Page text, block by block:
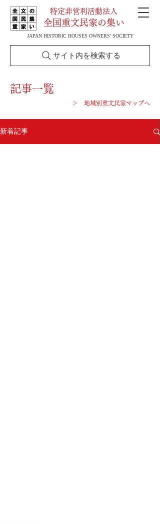
特定非営利活動法人
全国重文民家の集い
JAPAN HISTORIC HOUSES OWNERS' SOCIETY
サイト内を検索する
記事一覧
＞ 地域別重文民家マップへ
新着記事